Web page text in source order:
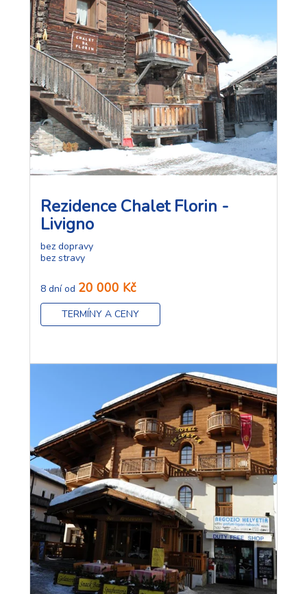
Rezidence Chalet Florin -
Livigno
bez dopravy
bez stravy
8 dní od 20 000 Kč
TERMÍNY A CENY